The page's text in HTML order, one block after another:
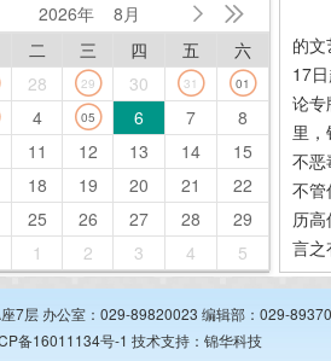
2026年 8月  
二 三 四 五
六
28 29 30 31 01
4 05 6 7
8
11 12 13 14
15
18 19 20 21
22
25 26 27 28
29
1 2 3 4 5
的
17
论专
里，
不恶
不管
历
言之
7层 办公室：029-89820023 编辑部：029-
备16011134号-1 技术支持： 锦华科技